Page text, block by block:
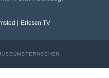
| Erlesen.TV